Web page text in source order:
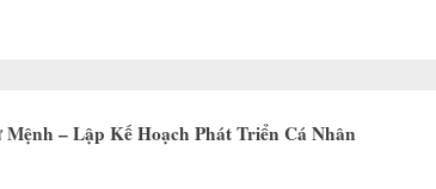
– Lập Kế Hoạch Phát Triển Cá Nhân